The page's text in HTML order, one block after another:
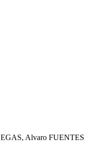
Alvaro FUENTES